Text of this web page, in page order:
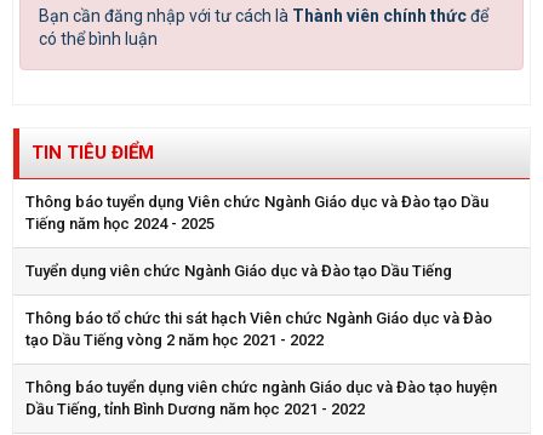
Bạn cần đăng nhập với tư cách là Thành viên chính thứcđể
có thể bình luận
TIN TIÊU ĐIỂM
Thông báo tuyển dụng Viên chức Ngành Giáo dục và Đào tạo Dầu
Tiếng năm học 2024 - 2025
Tuyển dụng viên chức Ngành Giáo dục và Đào tạo Dầu Tiếng
Thông báo tổ chức thi sát hạch Viên chức Ngành Giáo dục và Đào
tạo Dầu Tiếng vòng 2 năm học 2021 - 2022
Thông báo tuyển dụng viên chức ngành Giáo dục và Đào tạo huyện
Dầu Tiếng, tỉnh Bình Dương năm học 2021 - 2022